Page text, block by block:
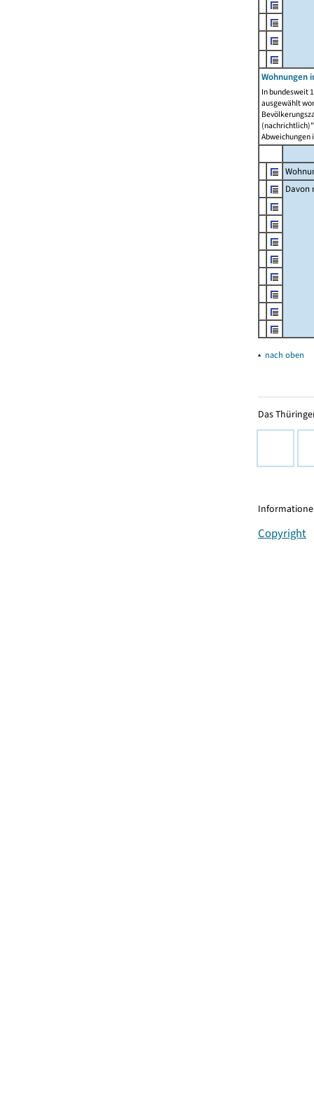
Wohnungen
In bundesweit
ausgewählt
Abweichungen
Davon
▴ nach oben
Das
Copyright